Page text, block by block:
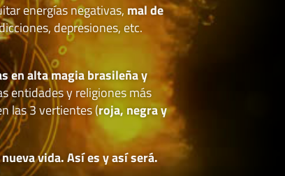
energías negativas, mal de
depresiones, etc.
en alta magia brasileña y
entidades y religiones más
las 3 vertientes (roja, negra y
vida. Así es y así será.